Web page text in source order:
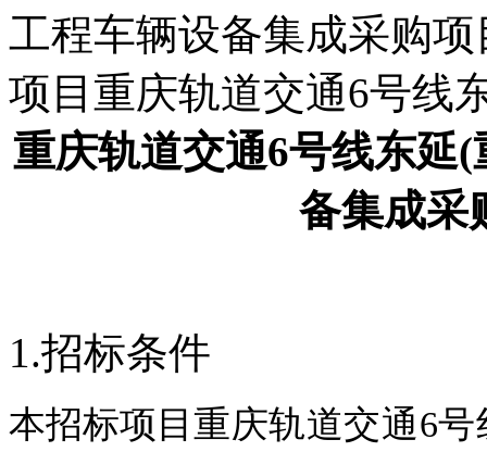
工程车辆设备集成采购
项目重庆轨道交通6号线
重庆轨道交通6号线东延
备集成采
1.招标条件
本招标项目 重庆轨道交通6